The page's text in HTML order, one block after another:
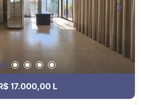
17.000,00 L